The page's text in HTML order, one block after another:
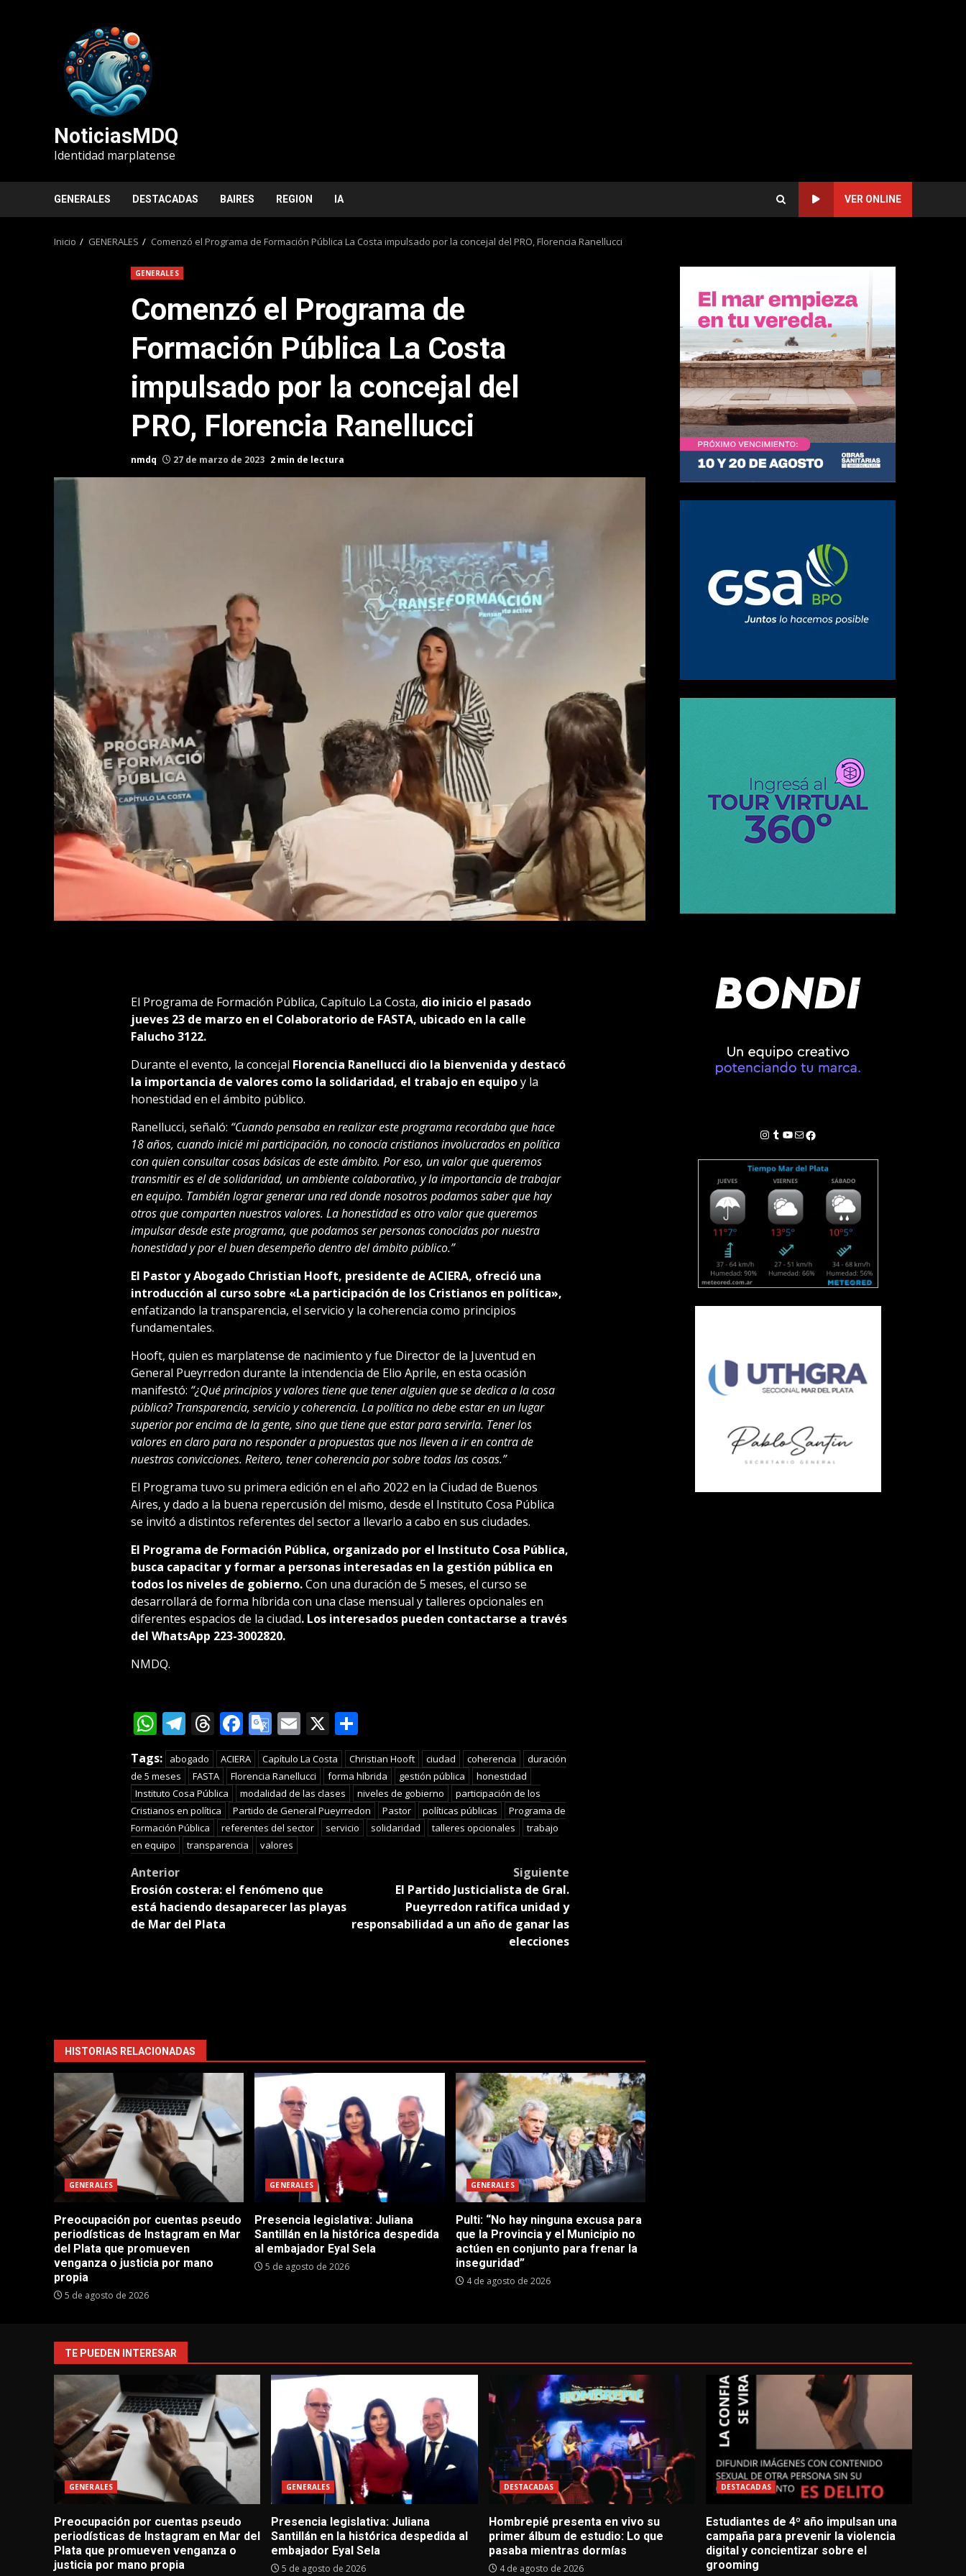
NoticiasMDQ
Identidad marplatense
GENERALES DESTACADAS BAIRES REGION IA VER ONLINE
Inicio GENERALES Comenzó el Programa de Formación Pública La Costa impulsado por la concejal del PRO, Florencia Ranellucci
GENERALES
Comenzó el Programa de
Formación Pública La Costa
impulsado por la concejal del
PRO, Florencia Ranellucci
nmdq 27 de marzo de 2023 2 min de lectura
El Programa de Formación Pública, Capítulo La Costa, dio inicio el pasado
jueves 23 de marzo en el Colaboratorio de FASTA, ubicado en la calle
Falucho 3122.
Durante el evento, la concejal Florencia Ranellucci dio la bienvenida y destacó
la importancia de valores como la solidaridad, el trabajo en equipoy la
honestidad en el ámbito público.
Ranellucci, señaló: “Cuando pensaba en realizar este programa recordaba que hace
18 años, cuando inicié mi participación, no conocía cristianos involucrados en política
con quien consultar cosas básicas de este ámbito. Por eso, un valor que queremos
transmitir es el de solidaridad, un ambiente colaborativo, y la importancia de trabajar
en equipo. También lograr generar una red donde nosotros podamos saber que hay
otros que comparten nuestros valores. La honestidad es otro valor que queremos
impulsar desde este programa, que podamos ser personas conocidas por nuestra
honestidad y por el buen desempeño dentro del ámbito público.”
El Pastor y Abogado Christian Hooft, presidente de ACIERA, ofreció una
introducción al curso sobre «La participación de los Cristianos en política»,
enfatizando la transparencia, el servicio y la coherencia como principios
fundamentales.
Hooft, quien es marplatense de nacimiento y fue Director de la Juventud en
General Pueyrredon durante la intendencia de Elio Aprile, en esta ocasión
manifestó: “¿Qué principios y valores tiene que tener alguien que se dedica a la cosa
pública? Transparencia, servicio y coherencia. La política no debe estar en un lugar
superior por encima de la gente, sino que tiene que estar para servirla. Tener los
valores en claro para no responder a propuestas que nos lleven a ir en contra de
nuestras convicciones. Reitero, tener coherencia por sobre todas las cosas.”
El Programa tuvo su primera edición en el año 2022 en la Ciudad de Buenos
Aires, y dado a la buena repercusión del mismo, desde el Instituto Cosa Pública
se invitó a distintos referentes del sector a llevarlo a cabo en sus ciudades.
El Programa de Formación Pública, organizado por el Instituto Cosa Pública,
busca capacitar y formar a personas interesadas en la gestión pública en
todos los niveles de gobierno.Con una duración de 5 meses, el curso se
desarrollará de forma híbrida con una clase mensual y talleres opcionales en
diferentes espacios de la ciudad. Los interesados pueden contactarse a través
del WhatsApp 223-3002820.
NMDQ.
WhatsApp
Telegram
Threads
Facebook
Google
Translate
Email
X Compartir
Tags: abogado ACIERA Capítulo La Costa Christian Hooft ciudad coherencia
duración
de 5 meses
FASTA Florencia Ranellucci forma híbrida gestión pública
honestidad
Instituto Cosa Pública
modalidad de las clases niveles de gobierno
participación de los
Cristianos en política
Partido de General Pueyrredon Pastor políticas públicas
Programa de
Formación Pública
referentes del sector servicio solidaridad talleres opcionales
trabajo
en equipo
transparencia valores
Post
navigation
Anterior
Erosión costera: el fenómeno que
está haciendo desaparecer las playas
de Mar del Plata
Siguiente
El Partido Justicialista de Gral.
Pueyrredon ratifica unidad y
responsabilidad a un año de ganar las
elecciones
HISTORIAS RELACIONADAS
GENERALES
Preocupación por cuentas pseudo
periodísticas de Instagram en Mar
del Plata que promueven
venganza o justicia por mano
propia
5 de agosto de 2026
GENERALES
Presencia legislativa: Juliana
Santillán en la histórica despedida
al embajador Eyal Sela
5 de agosto de 2026
GENERALES
Pulti: “No hay ninguna excusa para
que la Provincia y el Municipio no
actúen en conjunto para frenar la
inseguridad”
4 de agosto de 2026
Instagram
Tumblr
YouTube
Correo electrónico
Facebook
TE PUEDEN INTERESAR
GENERALES
Preocupación por cuentas pseudo
periodísticas de Instagram en Mar del
Plata que promueven venganza o
justicia por mano propia
GENERALES
Presencia legislativa: Juliana
Santillán en la histórica despedida al
embajador Eyal Sela
5 de agosto de 2026
DESTACADAS
Hombrepié presenta en vivo su
primer álbum de estudio: Lo que
pasaba mientras dormías
4 de agosto de 2026
DESTACADAS
Estudiantes de 4º año impulsan una
campaña para prevenir la violencia
digital y concientizar sobre el
grooming